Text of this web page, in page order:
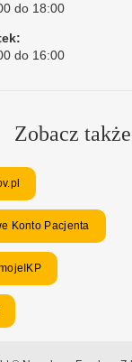
do 18:00
do 16:00
Zobacz
Konto Pacjenta